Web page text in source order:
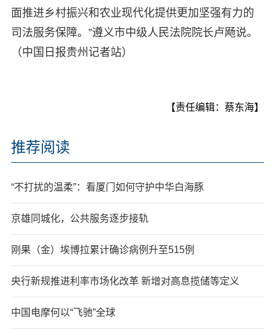
面推进乡村振兴和农业现代化提供更加坚强有力的
司法服务保障。”遵义市中级人民法院院长卢飏说。
（中国日报贵州记者站）
【责任编辑：蔡东海】
推荐阅读
“不打扰的温柔”：看厦门如何守护中华白海豚
京雄同城化，公共服务逐步接轨
刚果（金）埃博拉累计确诊病例升至515例
央行新规推进利率市场化改革 新增对高息揽储等定义
中国电摩何以“飞驰”全球